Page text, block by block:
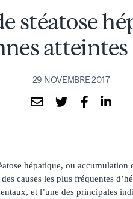
stéatose
29 NOVEMBRE 2017
hépatique, ou accumulation
des causes les plus fréquentes
et l’une des principales